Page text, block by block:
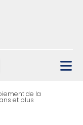
de la
et plus